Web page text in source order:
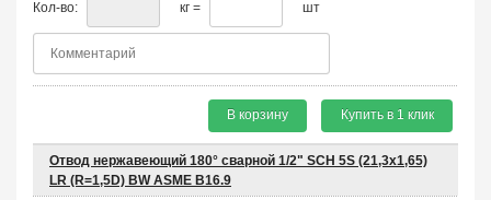
Кол-во: кг = шт
В корзину Купить в 1 клик
Отвод нержавеющий 180° сварной 1/2" SCH 5S (21,3х1,65)
LR (R=1,5D) BW ASME B16.9